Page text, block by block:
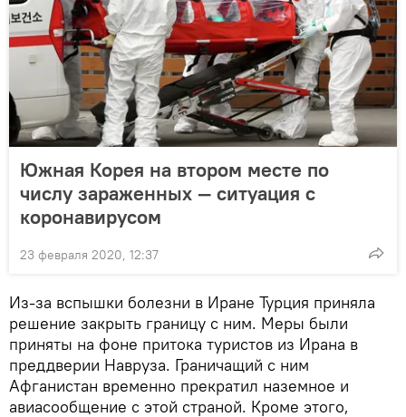
Южная Корея на втором месте по
числу зараженных — ситуация с
коронавирусом
23 февраля 2020, 12:37
Из-за вспышки болезни в Иране Турция приняла
решение закрыть границу с ним. Меры были
приняты на фоне притока туристов из Ирана в
преддверии Навруза. Граничащий с ним
Афганистан временно прекратил наземное и
авиасообщение с этой страной. Кроме этого,